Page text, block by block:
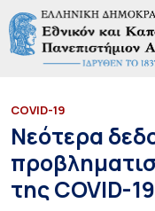
COVID-19
Νεότερα
της COVID-